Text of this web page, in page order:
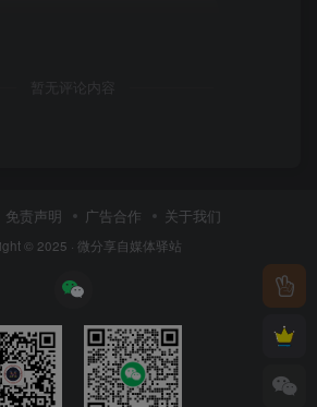
暂无评论内容
免责声明 广告合作 关于我们
© 2025 · 微分享自媒体驿站